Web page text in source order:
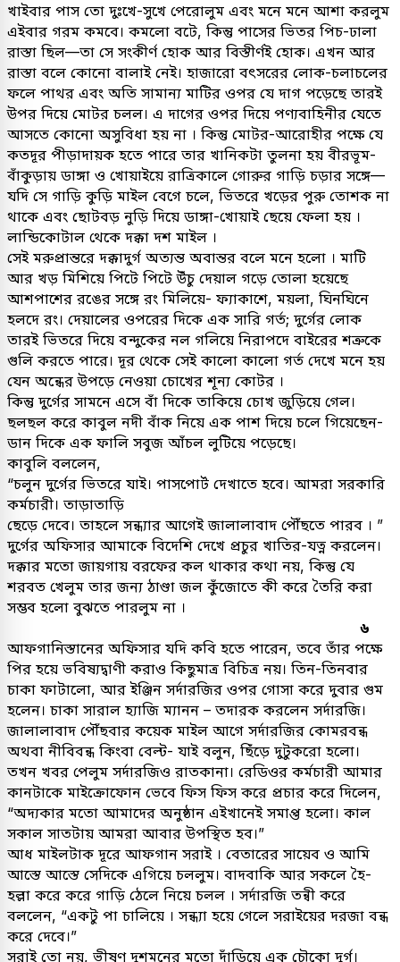
খাইবার পাস তো দুঃখে-সুখে পেরোলুম এবং মনে মনে আশা করলুম
এইবার গরম কমবে। কমলো বটে, কিন্তু পাসের ভিতর পিচ-ঢালা
রাস্তা ছিল—তা সে সংকীর্ণ হোক আর বিস্তীর্ণই হোক। এখন আর
রাস্তা বলে কোনো বালাই নেই। হাজারো বৎসরের লোক-চলাচলের
ফলে পাথর এবং অতি সামান্য মাটির ওপর যে দাগ পড়েছে তারই
উপর দিয়ে মোটর চলল। এ দাগের ওপর দিয়ে পণ্যবাহিনীর যেতে
আসতে কোনো অসুবিধা হয় না । কিন্তু মোটর-আরোহীর পক্ষে যে
কতদূর পীড়াদায়ক হতে পারে তার খানিকটা তুলনা হয় বীরভূম-
বাঁকুড়ায় ডাঙ্গা ও খোয়াইয়ে রাত্রিকালে গোরুর গাড়ি চড়ার সঙ্গে—
যদি সে গাড়ি কুড়ি মাইল বেগে চলে, ভিতরে খড়ের পুরু তোশক না
থাকে এবং ছোটবড় নুড়ি দিয়ে ডাঙ্গা-খোয়াই ছেয়ে ফেলা হয় ।
লান্ডিকোটাল থেকে দক্কা দশ মাইল ।
সেই মরুপ্রান্তরে দক্কাদুর্গ অত্যন্ত অবান্তর বলে মনে হলো । মাটি
আর খড় মিশিয়ে পিটে পিটে উঁচু দেয়াল গড়ে তোলা হয়েছে
আশপাশের রঙের সঙ্গে রং মিলিয়ে- ফ্যাকাশে, ময়লা, ঘিনঘিনে
হলদে রং। দেয়ালের ওপরের দিকে এক সারি গর্ত; দুর্গের লোক
তারই ভিতরে দিয়ে বন্দুকের নল গলিয়ে নিরাপদে বাইরের শত্রুকে
গুলি করতে পারে। দূর থেকে সেই কালো কালো গর্ত দেখে মনে হয়
যেন অন্ধের উপড়ে নেওয়া চোখের শূন্য কোটর ।
কিন্তু দুর্গের সামনে এসে বাঁ দিকে তাকিয়ে চোখ জুড়িয়ে গেল।
ছলছল করে কাবুল নদী বাঁক নিয়ে এক পাশ দিয়ে চলে গিয়েছেন-
ডান দিকে এক ফালি সবুজ আঁচল লুটিয়ে পড়েছে।
কাবুলি বললেন,
“চলুন দুর্গের ভিতরে যাই। পাসপোর্ট দেখাতে হবে। আমরা সরকারি
কর্মচারী। তাড়াতাড়ি
ছেড়ে দেবে। তাহলে সন্ধ্যার আগেই জালালাবাদ পৌঁছতে পারব । ”
দুর্গের অফিসার আমাকে বিদেশি দেখে প্রচুর খাতির-যত্ন করলেন।
দক্কার মতো জায়গায় বরফের কল থাকার কথা নয়, কিন্তু যে
শরবত খেলুম তার জন্য ঠাণ্ডা জল কুঁজোতে কী করে তৈরি করা
সম্ভব হলো বুঝতে পারলুম না ।
৬
আফগানিস্তানের অফিসার যদি কবি হতে পারেন, তবে তাঁর পক্ষে
পির হয়ে ভবিষ্যদ্বাণী করাও কিছুমাত্র বিচিত্র নয়। তিন-তিনবার
চাকা ফাটালো, আর ইঞ্জিন সর্দারজির ওপর গোসা করে দুবার গুম
হলেন। চাকা সারাল হ্যাজি ম্যানন – তদারক করলেন সর্দারজি।
জালালাবাদ পৌঁছবার কয়েক মাইল আগে সর্দারজির কোমরবন্ধ
অথবা নীবিবন্ধ কিংবা বেল্ট- যাই বলুন, ছিঁড়ে দুটুকরো হলো।
তখন খবর পেলুম সর্দারজিও রাতকানা। রেডিওর কর্মচারী আমার
কানটাকে মাইক্রোফোন ভেবে ফিস ফিস করে প্রচার করে দিলেন,
“অদ্যকার মতো আমাদের অনুষ্ঠান এইখানেই সমাপ্ত হলো। কাল
সকাল সাতটায় আমরা আবার উপস্থিত হব।”
আধ মাইলটাক দূরে আফগান সরাই । বেতারের সায়েব ও আমি
আস্তে আস্তে সেদিকে এগিয়ে চললুম। বাদবাকি আর সকলে হৈ-
হল্লা করে করে গাড়ি ঠেলে নিয়ে চলল । সর্দারজি তন্বী করে
বললেন, “একটু পা চালিয়ে । সন্ধ্যা হয়ে গেলে সরাইয়ের দরজা বন্ধ
করে দেবে।”
সরাই তো নয়, ভীষণ দুশমনের মতো দাঁড়িয়ে এক চৌকো দুর্গ।